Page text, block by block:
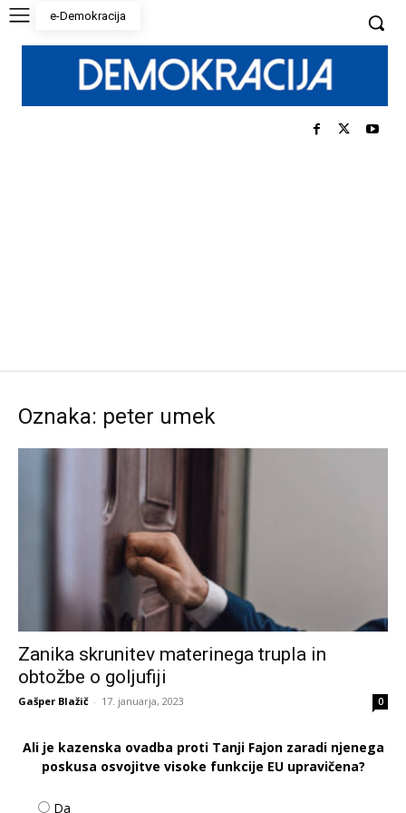
e-Demokracija
Oznaka: peter umek
Zanika skrunitev materinega trupla in
obtožbe o goljufiji
Gašper Blažič - 17. januarja, 2023 0
Ali je kazenska ovadba proti Tanji Fajon zaradi njenega
poskusa osvojitve visoke funkcije EU upravičena?
Da